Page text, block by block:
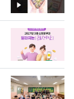
영
상